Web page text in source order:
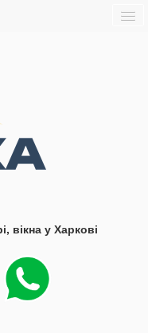
вікна у Харкові